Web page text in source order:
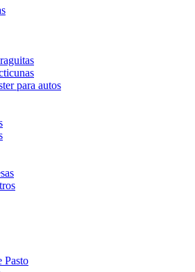
para autos
Pasto